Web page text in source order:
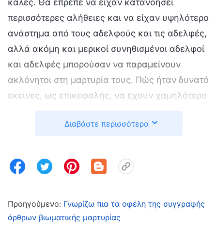
περισσότερες αλήθειες και να είχαν υψηλότερο
ανάστημα από τους αδελφούς και τις αδελφές,
αλλά ακόμη και μερικοί συνηθισμένοι αδελφοί
και αδελφές μπορούσαν να παραμείνουν
ακλόνητοι στη μαρτυρία τους. Πώς ήταν δυνατό
εκείνες, ως επικεφαλής, να έχουν χαμηλότερο
αδελφούς και αδελφές; Πώς ήταν δυνατόν να
σκέφτομαι εμένα. Στα όσα είχα απαρνηθεί και
δαπανήσει δεν τις ξεπερνούσα. Εκείνες είχαν
παρατήσει τη δουλειά, τους γονείς και τα
παιδιά τους και επιλέξει να κάνουν τα
καθήκοντά τους, αλλά εγώ όταν έκανα το
Διαβάστε περισσότερα
Προηγούμενο: Γνωρίζω πια τα οφέλη της συγγραφής
άρθρων βιωματικής μαρτυρίας